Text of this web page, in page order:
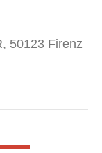
50123 Firenz